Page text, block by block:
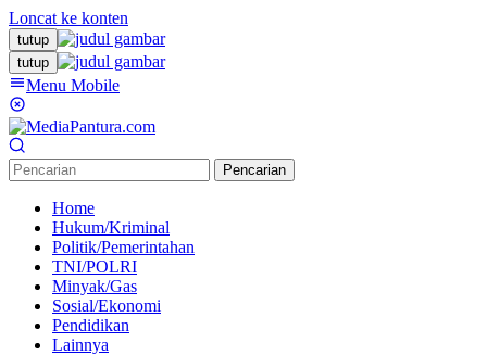
Loncat ke konten
tutup
tutup
Menu Mobile
Pencarian
Home
Hukum/Kriminal
Politik/Pemerintahan
TNI/POLRI
Minyak/Gas
Sosial/Ekonomi
Pendidikan
Lainnya